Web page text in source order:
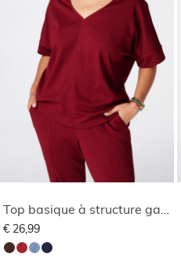
€ 26,99